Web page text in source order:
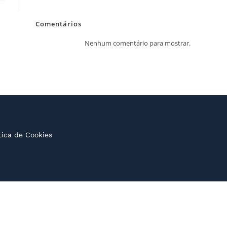
Comentários
Nenhum comentário para mostrar.
de Cookies